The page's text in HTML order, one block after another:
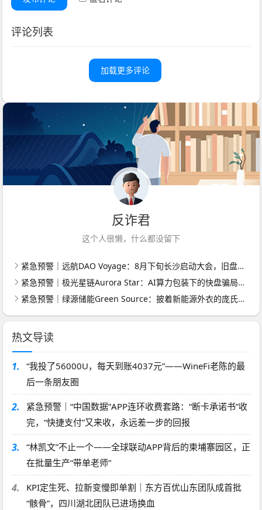
评论列表
加载更多评论
反诈君
这个人很懒，什么都没留下
紧急预警｜远航DAO Voyage：8月下旬长沙启动大会，旧盘团队平移，RWA+大宗商品包装——又是庞氏滚盘的老剧本
紧急预警｜极光星链Aurora Star：AI算力包装下的快盘骗局，认购即入坑
紧急预警｜绿源储能Green Source：披着新能源外衣的庞氏传销盘，8月千人大会就是收割信号
热文导读
1.
“我投了56000U，每天到账4037元”——WineFi老陈的最
后一条朋友圈
2.
紧急预警｜“中国数据”APP连环收费套路：“断卡承诺书”收
完，“快捷支付”又来收，永远差一步的回报
3.
“林凯文”不止一个——全球联动APP背后的柬埔寨园区，正
在批量生产“带单老师”
4.
KPI定生死、拉新变慢即单割｜东方百优山东团队成首批
“骸骨”，四川湖北团队已进场换血